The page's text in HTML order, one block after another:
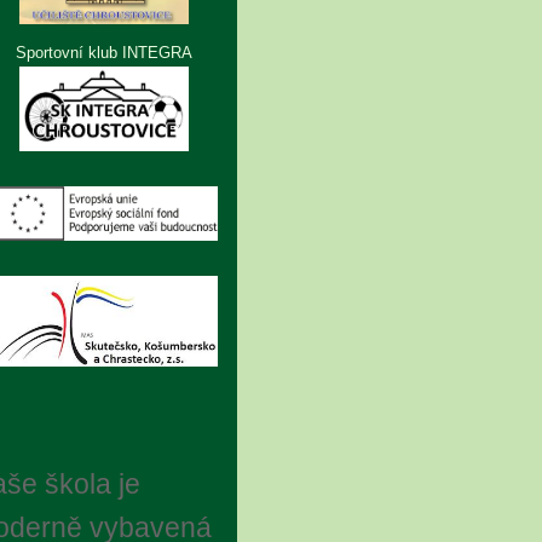
Sportovní klub INTEGRA
škola je
vybavená